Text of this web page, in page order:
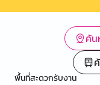
ค้น
พื้นที่สะดวกรับงาน